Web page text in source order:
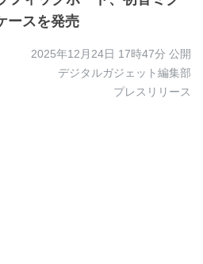
ースを発売
2025年12月24日 17時47分 公開
デジタルガジェット編集部
プレスリリース